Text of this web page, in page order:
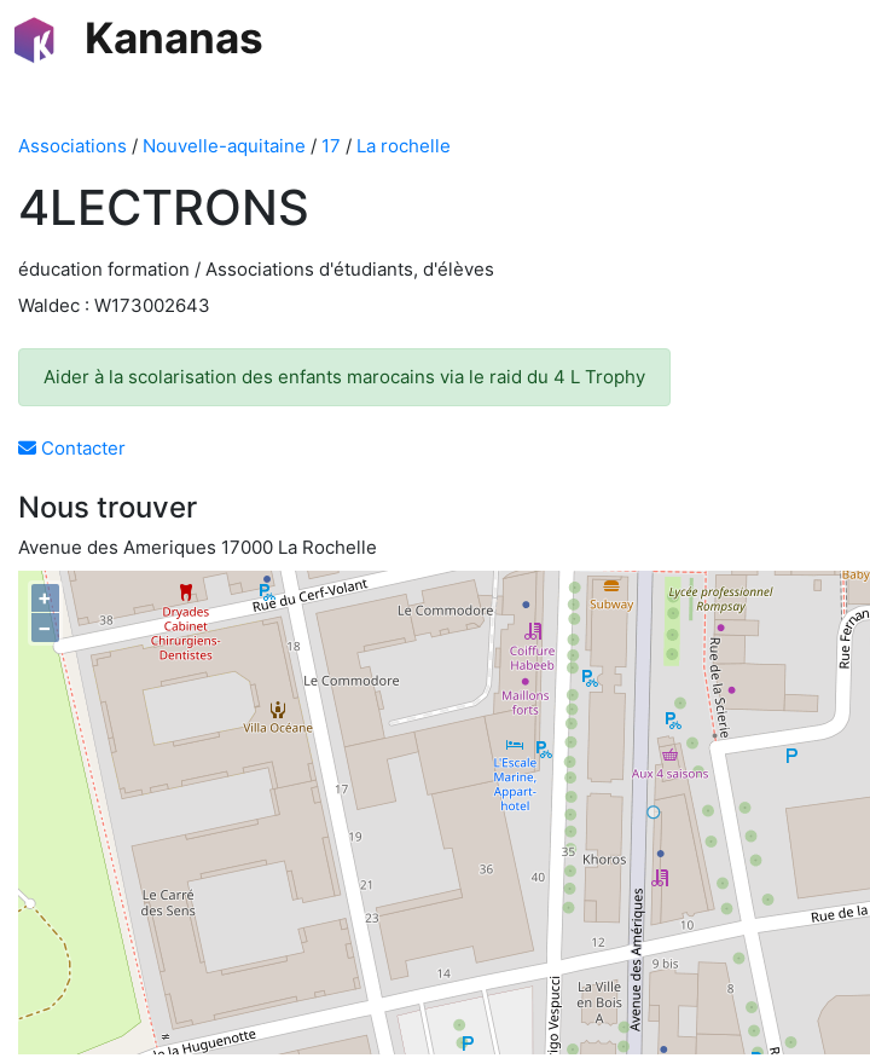
Kananas
Associations / Nouvelle-aquitaine / 17 / La rochelle
4LECTRONS
éducation formation / Associations d'étudiants, d'élèves
Waldec : W173002643
Aider à la scolarisation des enfants marocains via le raid du 4 L Trophy
Contacter
Nous trouver
Avenue des Ameriques 17000 La Rochelle
+
−